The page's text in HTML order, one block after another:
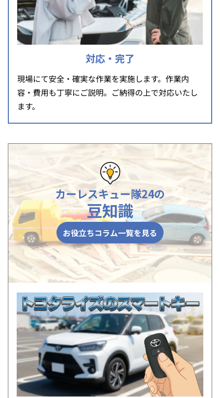
対応・完了
現場にて安全・確実な作業を実施します。作業内
容・費用も丁寧にご説明。ご納得の上で対応いたし
ます。
カーレスキュー隊24の
豆知識
お役立ちコラム一覧を見る